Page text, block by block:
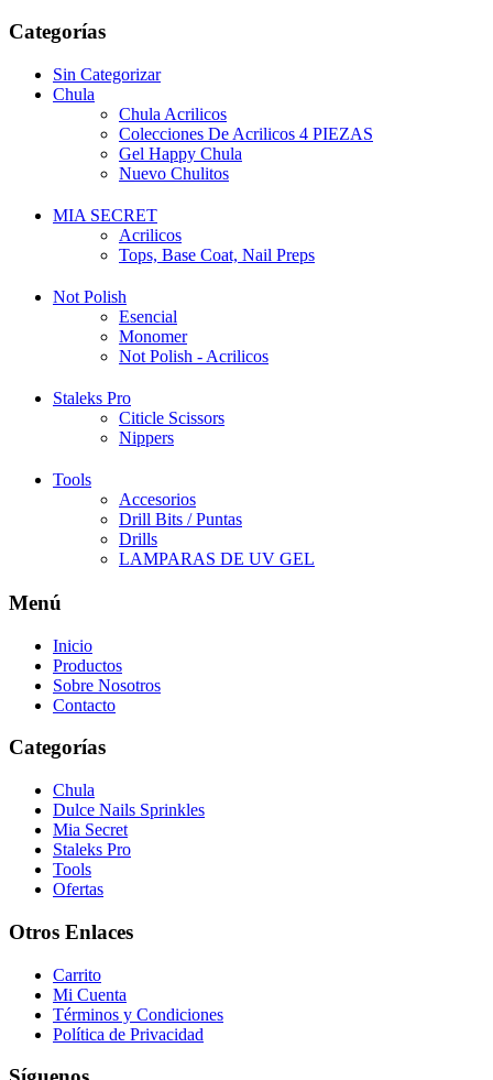
Categorías
Sin Categorizar
Chula
Chula Acrilicos
Colecciones De Acrilicos 4 PIEZAS
Gel Happy Chula
Nuevo Chulitos
MIA SECRET
Acrilicos
Tops, Base Coat, Nail Preps
Not Polish
Esencial
Monomer
Not Polish - Acrilicos
Staleks Pro
Citicle Scissors
Nippers
Tools
Accesorios
Drill Bits / Puntas
Drills
LAMPARAS DE UV GEL
Menú
Inicio
Productos
Sobre Nosotros
Contacto
Categorías
Chula
Dulce Nails Sprinkles
Mia Secret
Staleks Pro
Tools
Ofertas
Otros Enlaces
Carrito
Mi Cuenta
Términos y Condiciones
Política de Privacidad